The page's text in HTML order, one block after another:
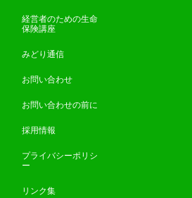
経営者のための生命
保険講座
みどり通信
お問い合わせ
お問い合わせの前に
採用情報
プライバシーポリシ
ー
リンク集